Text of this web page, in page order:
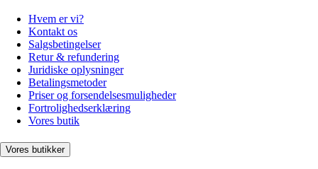
Hvem er vi?
Kontakt os
Salgsbetingelser
Retur & refundering
Juridiske oplysninger
Betalingsmetoder
Priser og forsendelsesmuligheder
Fortrolighedserklæring
Vores butik
Vores butikker